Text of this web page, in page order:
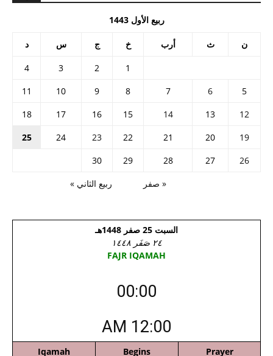
ربيع الأول 1443
ن ث أرب خ ج س د
« صفر ربيع الثاني »
1
2
3
4
5
6
7
8
9
10
11
12
13
14
15
16
17
18
19
20
21
22
23
24
25
26
27
28
29
30
السبت 25 صفر 1448هـ
٢٤ صَفَر ١٤٤٨
FAJR IQAMAH
00:00
12:00 AM
Prayer
Begins
Iqamah